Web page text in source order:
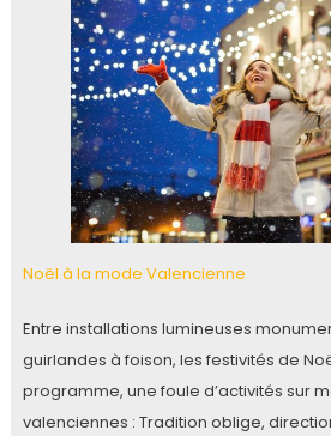
Noël à la mode Valencienne
Entre installations lumineuses
guirlandes à foison, les festivités de
programme, une foule d’activités sur
valenciennes : Tradition oblige,